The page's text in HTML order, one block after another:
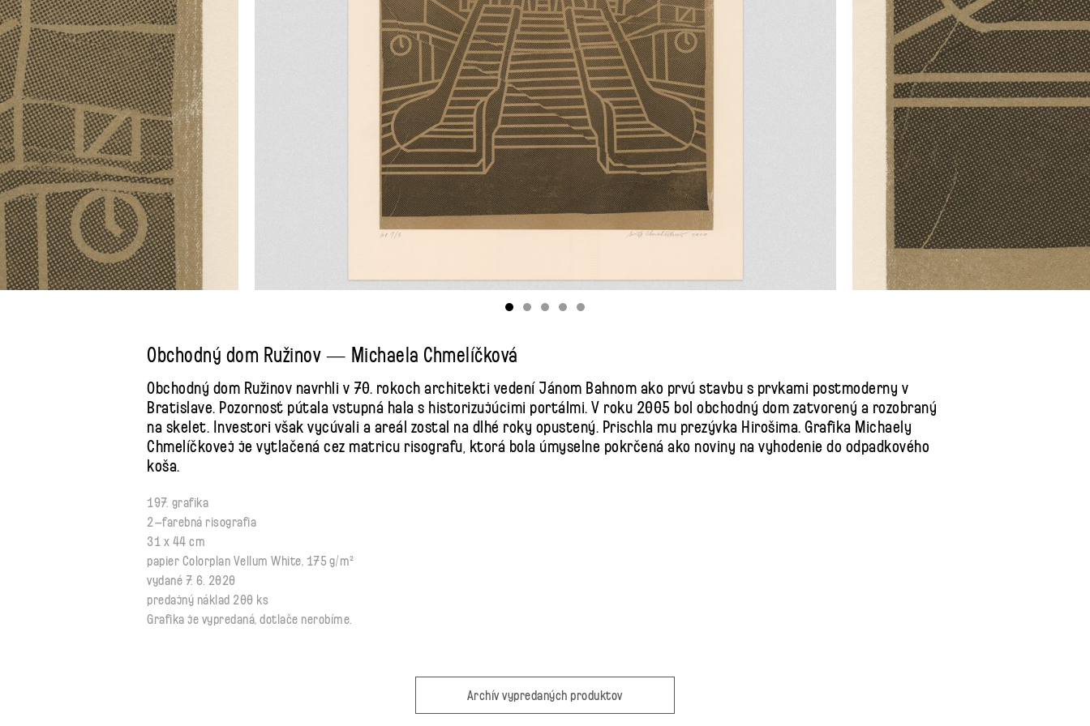
Obchodný dom Ružinov — Michaela Chmelíčková
Obchodný dom Ružinov navrhli v 70. rokoch architekti vedení Jánom Bahnom ako prvú stavbu s prvkami postmoderny v
Bratislave. Pozornosť pútala vstupná hala s historizujúcimi portálmi. V roku 2005 bol obchodný dom zatvorený a rozobraný
na skelet. Investori však vycúvali a areál zostal na dlhé roky opustený. Prischla mu prezývka Hirošima. Grafika Michaely
Chmelíčkovej je vytlačená cez matricu risografu, ktorá bola úmyselne pokrčená ako noviny na vyhodenie do odpadkového
koša.
197. grafika
2–farebná risografia
31 x 44 cm
papier Colorplan Vellum White, 175 g/m²
vydané 7. 6. 2020
predajný náklad 200 ks
Grafika je vypredaná, dotlače nerobíme.
Archív vypredaných produktov